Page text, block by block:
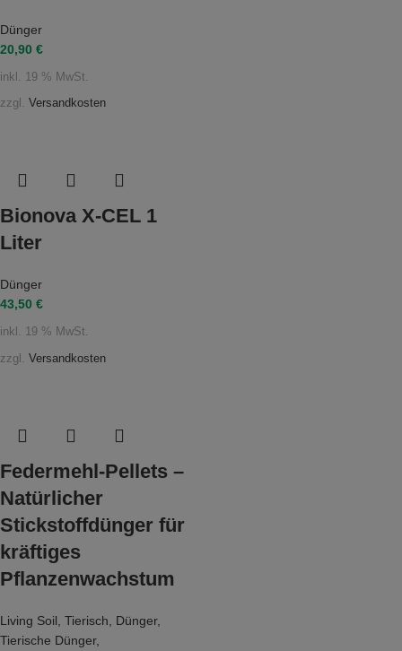
Dünger
20,90 €
inkl. 19 % MwSt.
zzgl. Versandkosten
Bionova X-CEL 1
Liter
Dünger
43,50 €
inkl. 19 % MwSt.
zzgl. Versandkosten
Federmehl-Pellets –
Natürlicher
Stickstoffdünger für
kräftiges
Pflanzenwachstum
Living Soil Tierisch Dünger,
Tierische Dünger,